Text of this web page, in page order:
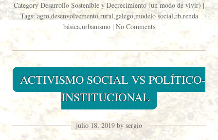
Category Desarrollo Sostenible y Decrecimiento (un modo de vivir)|
Tags:agro,desenvolvemento rural,galego,modelo social,rb,renda
básica,urbanismo| No Comments
ACTIVISMO SOCIAL VS POLÍTICO-
INSTITUCIONAL
julio 18, 2019 by sergio